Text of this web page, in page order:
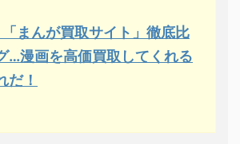
「まんが買取サイト」徹底比
…漫画を高価買取してくれる
だ！